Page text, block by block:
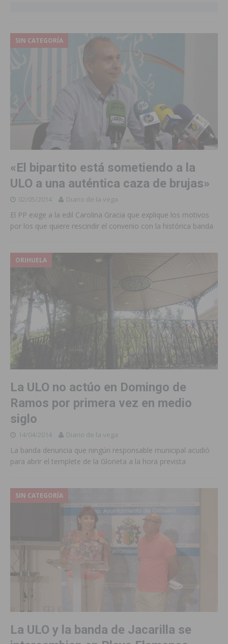
SIN CATEGORÍA
«El bipartito está sometiendo a la
ULO a una auténtica caza de brujas»
02/05/2014 Diario de la vega
El PP exige a la edil Carolina Gracia que explique los motivos
por los que quiere rescindir el convenio con la histórica banda
ORIHUELA
La ULO no actúo en Domingo de
Ramos por primera vez en medio
siglo
14/04/2014 Diario de la vega
La banda denuncia que ningún responsable municipal acudió
para abrir el templete de la Glorieta a la hora prevista
SIN CATEGORÍA
La ULO y la banda de Jacarilla se